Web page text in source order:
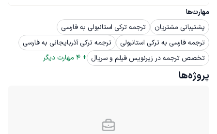
مهارت‌ها
پشتیبانی مشتریان
ترجمه ترکی استانبولی به فارسی
ترجمه فارسی به ترکی استانبولی
ترجمه ترکی آذربایجانی به فارسی
تخصص ترجمه در زیرنویس فیلم و سریال +
4 مهارت دیگر
پروژه‌ها